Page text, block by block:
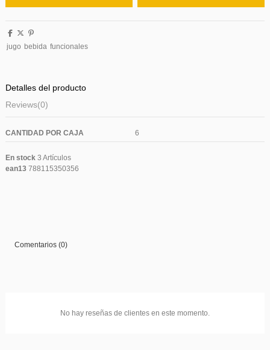
jugo bebida funcionales
Detalles del producto
Reviews(0)
CANTIDAD POR CAJA 6
En stock 3 Artículos
ean13 788115350356
Comentarios (0)
No hay reseñas de clientes en este momento.